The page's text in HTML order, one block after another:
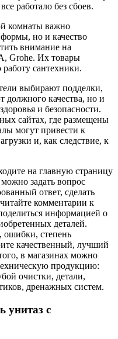
работало без сбоев.
комнаты важно
формы, но и качество
внимание на
Grohe. Их товары
сантехники.
выбирают подделки,
должного качества, но и
и безопасности.
сайтах, где размещены
могут привести к
и, как следствие, к
на главную страницу
задать вопрос
ответ, сделать
комментарии к
информацией о
деталей.
степень
качественный, лучший
в магазинах можно
продукцию:
очистки, детали,
дренажных систем.
унитаз с